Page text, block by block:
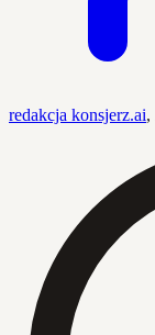
redakcja konsjerz.ai,